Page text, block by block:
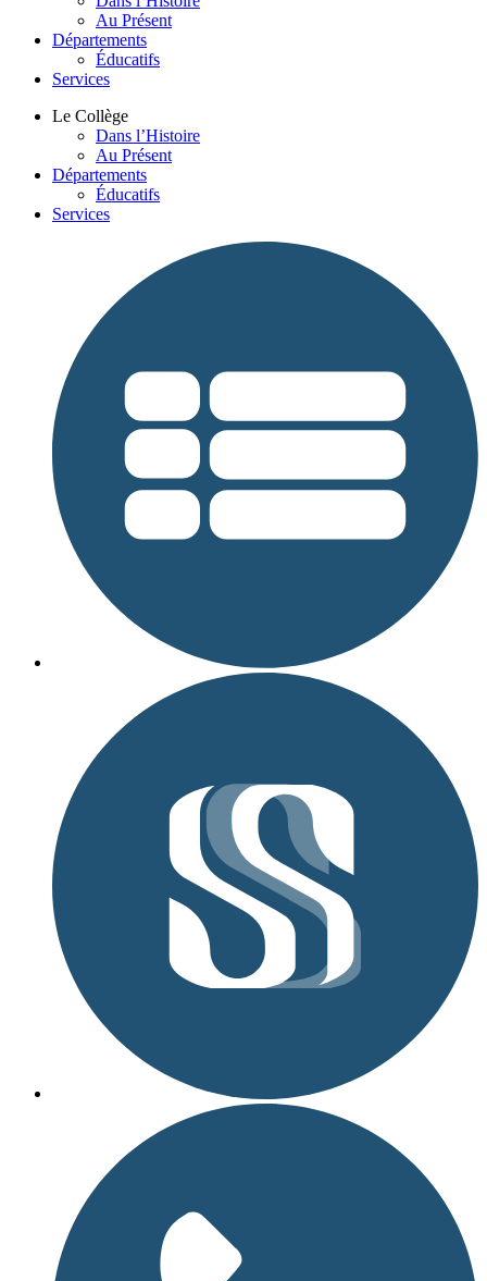
Au Présent
Départements
Éducatifs
Services
Le Collège
Dans l’Histoire
Au Présent
Départements
Éducatifs
Services